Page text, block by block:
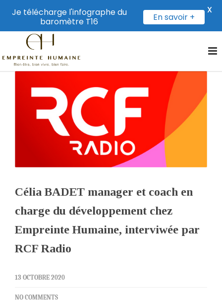
Célia BADET manager et coach en
charge du développement chez
Empreinte Humaine, interviwée par
RCF Radio
13 OCTOBRE 2020
NO COMMENTS
Je télécharge l'infographe du
baromètre T16
En savoir +
X